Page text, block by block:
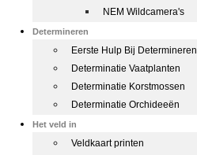
NEM Wildcamera's
Determineren
Eerste Hulp Bij Determineren
Determinatie Vaatplanten
Determinatie Korstmossen
Determinatie Orchideeën
Het veld in
Veldkaart printen